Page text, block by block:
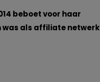
beboet voor haar
was als affiliate netwerk